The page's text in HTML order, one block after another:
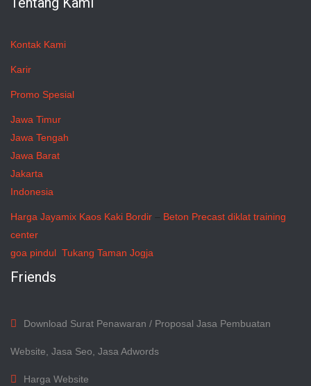
Kontak Kami
Karir
Promo Spesial
Jawa Timur
Jawa Tengah
Jawa Barat
Jakarta
Indonesia
Harga Jayamix Kaos Kaki Bordir – Beton Precast diklat training
center
goa pindul Tukang Taman Jogja
Friends
Download Surat Penawaran / Proposal Jasa Pembuatan
Website, Jasa Seo, Jasa Adwords
Harga Website